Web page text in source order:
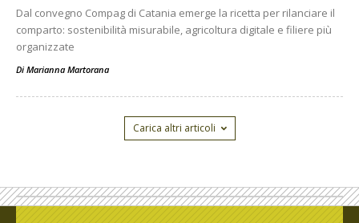
Dal convegno Compag di Catania emerge la ricetta per rilanciare il
comparto: sostenibilità misurabile, agricoltura digitale e filiere più
organizzate
Di Marianna Martorana
Carica altri articoli